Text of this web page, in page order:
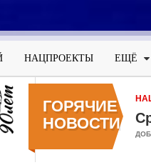
НАЦПРОЕКТЫ ЕЩЁ
ГОРЯЧИЕ
НОВОСТИ